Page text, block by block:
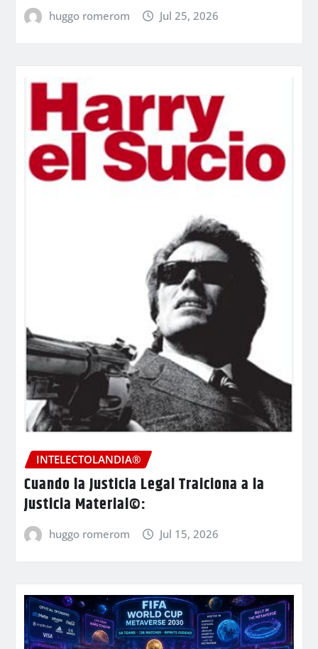
huggo romerom Jul 25, 2026
INTELECTOLANDIA®
Cuando la Justicia Legal Traiciona a la
Justicia Material©:
huggo romerom Jul 15, 2026